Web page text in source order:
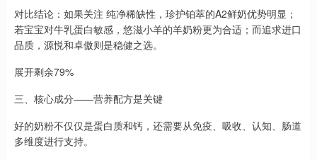
对比结论：如果关注 纯净稀缺性，珍护铂萃的A2鲜奶优势明显；
若宝宝对牛乳蛋白敏感，悠滋小羊的羊奶粉更为合适；而追求进口
品质，源悦和卓傲则是稳健之选。
展开剩余79%
三、核心成分——营养配方是关键
好的奶粉不仅仅是蛋白质和钙，还需要从免疫、吸收、认知、肠道
多维度进行支持。